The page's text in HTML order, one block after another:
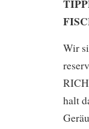
Wir
halt